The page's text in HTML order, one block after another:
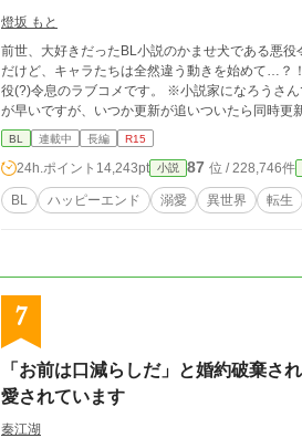
燈坂 もと
前世、大好きだったBL小説のかませ犬である悪
だけど、キャラたちは全然違う動きを始めて…？
役(?)令息のラブコメです。 ※小説家になろうさんでも連載を開始しました。 徐々に転載しているので更新はアルファポリスさんの方
が早いですが、いつか更新が追いついたら同時更
BL 連載中 長編 R15
24h.ポイント 14,243pt 小説 87 位 / 228,746件
BL ハッピーエンド 溺愛 異世界 転生
7
「お前は口減らしだ」と婚約破棄さ
愛されています
秦江湖